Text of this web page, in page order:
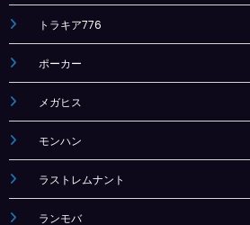
トラキア776
ポーカー
メガヒス
モンハン
ラストレムナント
ランモバ